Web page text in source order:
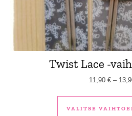
Twist Lace -
11,90 € –
VALITSE